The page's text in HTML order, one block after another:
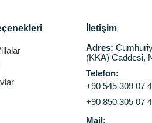
İletişim
Adres:
(KKA) Caddesi,
Telefon:
+90 545 309 07
+90 850 305 07
Mail: